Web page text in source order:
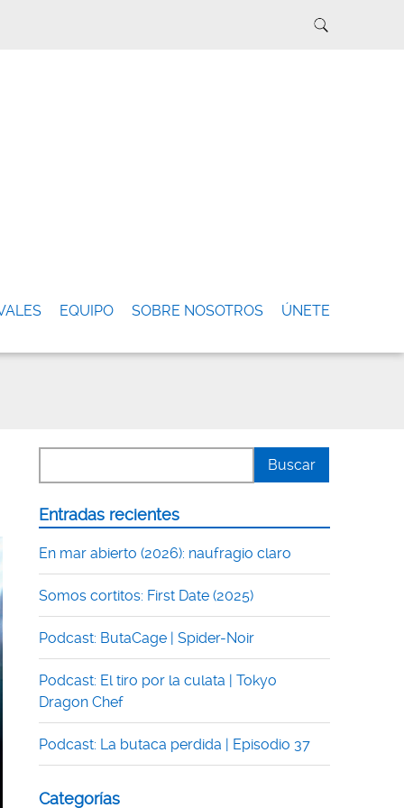
EQUIPO SOBRE NOSOTROS ÚNETE
Entradas recientes
En mar abierto (2026): naufragio claro
Somos cortitos: First Date (2025)
Podcast: ButaCage | Spider-Noir
Podcast: El tiro por la culata | Tokyo
Dragon Chef
Podcast: La butaca perdida | Episodio 37
Categorías